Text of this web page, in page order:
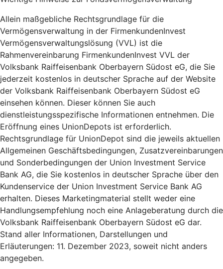
Allein maßgebliche Rechtsgrundlage für die
Vermögensverwaltung in der FirmenkundenInvest
Vermögensverwaltungslösung (VVL) ist die
Rahmenvereinbarung FirmenkundenInvest VVL der
Volksbank Raiffeisenbank Oberbayern Südost eG, die Sie
jederzeit kostenlos in deutscher Sprache auf der Website
der Volksbank Raiffeisenbank Oberbayern Südost eG
einsehen können. Dieser können Sie auch
dienstleistungsspezifische Informationen entnehmen. Die
Eröffnung eines UnionDepots ist erforderlich.
Rechtsgrundlage für UnionDepot sind die jeweils aktuellen
Allgemeinen Geschäftsbedingungen, Zusatzvereinbarungen
und Sonderbedingungen der Union Investment Service
Bank AG, die Sie kostenlos in deutscher Sprache über den
Kundenservice der Union Investment Service Bank AG
erhalten. Dieses Marketingmaterial stellt weder eine
Handlungsempfehlung noch eine Anlageberatung durch die
Volksbank Raiffeisenbank Oberbayern Südost eG dar.
Stand aller Informationen, Darstellungen und
Erläuterungen: 11. Dezember 2023, soweit nicht anders
angegeben.